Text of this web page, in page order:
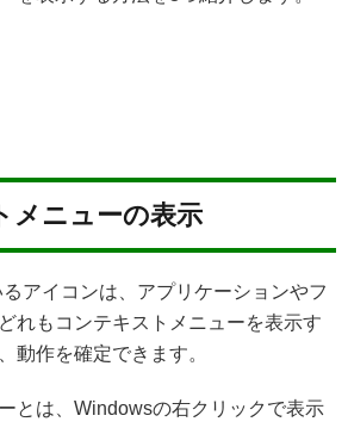
メニューの表示
アイコンは、アプリケーションやフ
れもコンテキストメニューを表示す
動作を確定できます。
とは、Windowsの右クリックで表示